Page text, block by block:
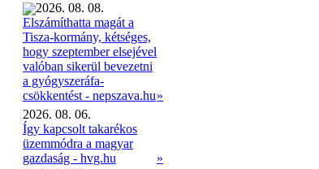
2026. 08. 08.
Elszámíthatta magát a
Tisza-kormány, kétséges,
hogy szeptember elsejével
valóban sikerül bevezetni
a gyógyszeráfa-
csökkentést - nepszava.hu»
2026. 08. 06.
Így kapcsolt takarékos
üzemmódra a magyar
gazdaság - hvg.hu
»